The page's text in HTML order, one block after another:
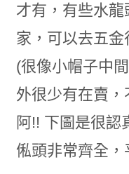
才有，有些水
家，可以去五金
(很像小帽子中
外很少有在賣，
阿!! 下圖是很認
俬頭非常齊全，